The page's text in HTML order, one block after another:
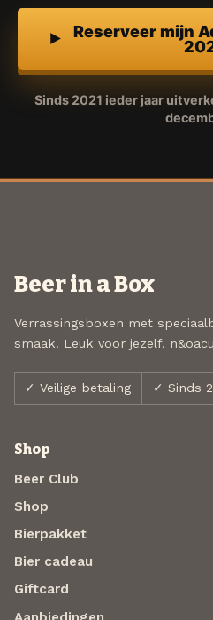
Reserveer mijn
Sinds 2021 ieder jaar
Beer in a Box
Verrassingsboxen met
smaak. Leuk voor jezelf,
✓ Veilige betaling ✓ Sinds
Shop
Beer Club
Shop
Bierpakket
Bier cadeau
Giftcard